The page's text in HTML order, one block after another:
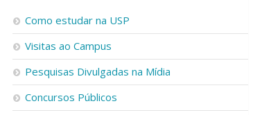
Como estudar na USP
Visitas ao Campus
Pesquisas Divulgadas na Mídia
Concursos Públicos